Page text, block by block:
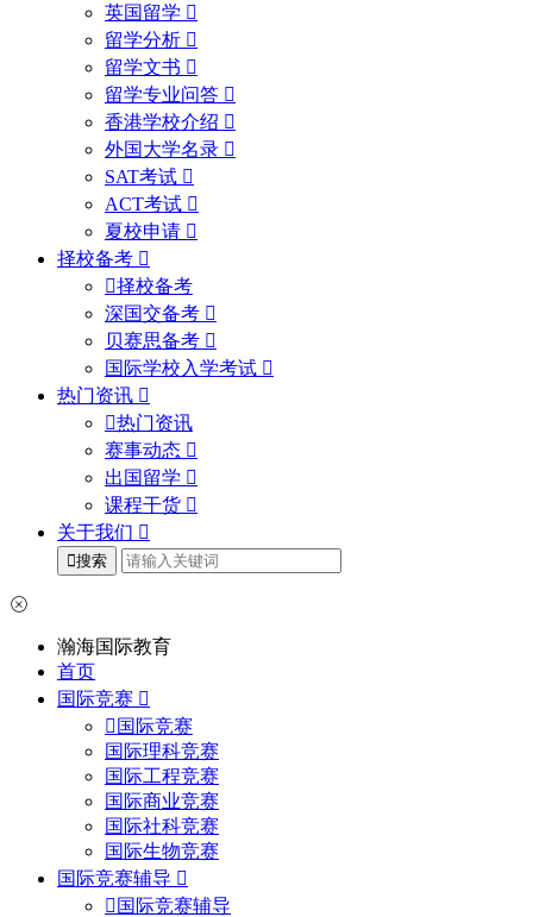
英国留学
留学分析
留学文书
留学专业问答
香港学校介绍
外国大学名录
SAT考试
ACT考试
夏校申请
择校备考
择校备考
深国交备考
贝赛思备考
国际学校入学考试
热门资讯
热门资讯
赛事动态
出国留学
课程干货
关于我们
搜索
瀚海国际教育
首页
国际竞赛
国际竞赛
国际理科竞赛
国际工程竞赛
国际商业竞赛
国际社科竞赛
国际生物竞赛
国际竞赛辅导
国际竞赛辅导